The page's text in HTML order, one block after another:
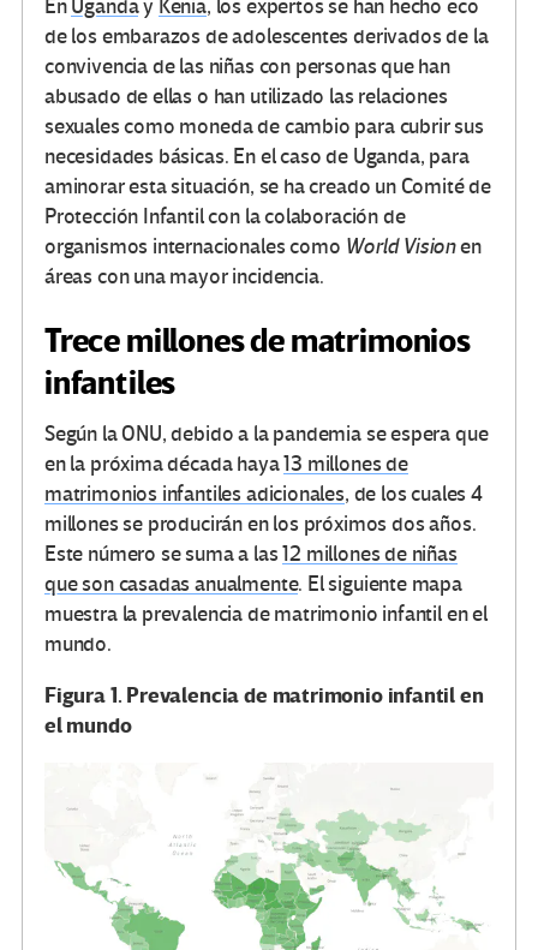
EnUganday Kenia, los expertos se han hecho eco
de los embarazos de adolescentes derivados de la
convivencia de las niñas con personas que han
abusado de ellas o han utilizado las relaciones
sexuales como moneda de cambio para cubrir sus
necesidades básicas. En el caso de Uganda, para
aminorar esta situación, se ha creado un Comité de
Protección Infantil con la colaboración de
organismos internacionales como World Visionen
áreas con una mayor incidencia.
Trece millones de matrimonios
infantiles
Según la ONU, debido a la pandemia se espera que
en la próxima década haya13 millones de
matrimonios infantiles adicionales, de los cuales 4
millones se producirán en los próximos dos años.
Este número se suma a las12 millones de niñas
que son casadas anualmente. El siguiente mapa
muestra la prevalencia de matrimonio infantil en el
mundo.
Figura 1. Prevalencia de matrimonio infantil en
el mundo